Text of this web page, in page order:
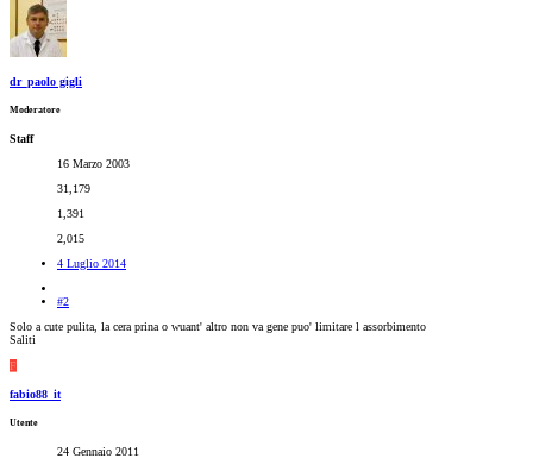
dr_paolo gigli
Moderatore
Staff
16 Marzo 2003
31,179
1,391
2,015
4 Luglio 2014
#2
Solo a cute pulita, la cera prina o wuant' altro non va gene puo' limitare l assorbimento
Saliti
F
fabio88_it
Utente
24 Gennaio 2011